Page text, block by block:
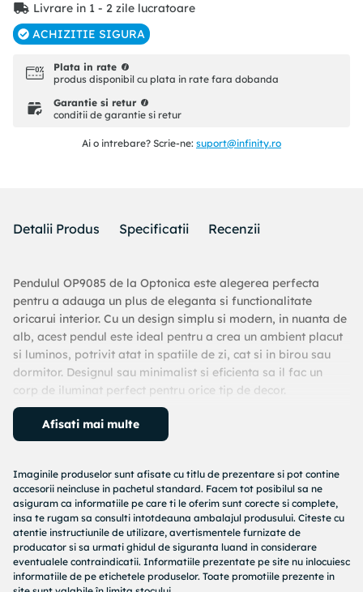
Livrare in 1 - 2 zile lucratoare
ACHIZITIE SIGURA
Plata in rate
produs disponibil cu plata in rate fara dobanda
Garantie si retur
conditii de garantie si retur
Ai o intrebare? Scrie-ne: suport@infinity.ro
Detalii Produs Specificatii Recenzii
Pendulul OP9085 de la Optonica este alegerea perfecta
pentru a adauga un plus de eleganta si functionalitate
oricarui interior. Cu un design simplu si modern, in nuanta de
alb, acest pendul este ideal pentru a crea un ambient placut
si luminos, potrivit atat in spatiile de zi, cat si in birou sau
dormitor. Designul sau minimalist si eficienta sa il fac un
corp de iluminat perfect pentru orice tip de decor.
Caracteristici principale
Pendulul OP9085 impresioneaza prin liniile sale curate si
culoarea alba, care se potriveste perfect in orice tip de
interior. Fie ca alegi un decor modern, contemporan sau
chiar clasic, acest pendul va completa cu stil orice incapere.
Soclu E27
Flexibilitate in alegerea sursei de lumina
Cu un soclu E27, acest pendul iti ofera posibilitatea de a
Afisati mai multe
Imaginile produselor sunt afisate cu titlu de prezentare si pot contine
accesorii neincluse in pachetul standard. Facem tot posibilul sa ne
asiguram ca informatiile pe care ti le oferim sunt corecte si complete,
insa te rugam sa consulti intotdeauna ambalajul produsului. Citeste cu
atentie instructiunile de utilizare, avertismentele furnizate de
producator si sa urmati ghidul de siguranta luand in considerare
eventualele contraindicatii. Informatiile prezentate pe site nu inlocuiesc
informatiile de pe etichetele produselor. Toate promotiile prezente in